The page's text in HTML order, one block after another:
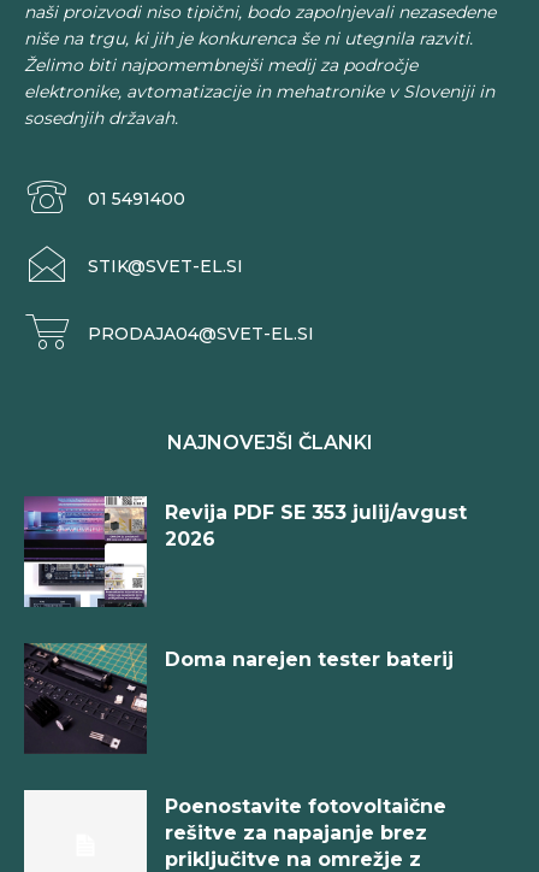
naši proizvodi niso tipični, bodo zapolnjevali nezasedene
niše na trgu, ki jih je konkurenca še ni utegnila razviti.
Želimo biti najpomembnejši medij za področje
elektronike, avtomatizacije in mehatronike v Sloveniji in
sosednjih državah.
01 5491400
STIK@SVET-EL.SI
PRODAJA04@SVET-EL.SI
NAJNOVEJŠI ČLANKI
Revija PDF SE 353 julij/avgust
2026
Doma narejen tester baterij
Poenostavite fotovoltaične
rešitve za napajanje brez
priključitve na omrežje z